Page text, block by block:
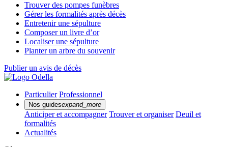
Trouver des pompes funèbres
Gérer les formalités après décès
Entretenir une sépulture
Composer un livre d’or
Localiser une sépulture
Planter un arbre du souvenir
Publier un avis de décès
Particulier Professionnel
Nos guidesexpand_more
Anticiper et accompagner Trouver et organiser Deuil et
formalités
Actualités